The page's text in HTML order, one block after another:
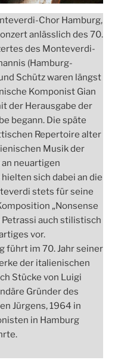
Chor Hamburg,
anlässlich des 70.
des Monteverdi-
(Hamburg-
Schütz waren längst
Komponist Gian
der Herausgabe der
begann. Die späte
Repertoire alter
Musik der
neuartigen
sich dabei an die
stets für seine
„Nonsense
auch stilistisch
vor.
führt im 70. Jahr seiner
der italienischen
Stücke von Luigi
Gründer des
Jürgens, 1964 in
in Hamburg